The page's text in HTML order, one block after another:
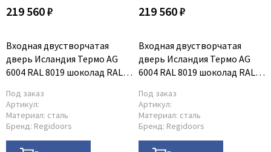
219 560 ₽
Входная двустворчатая
дверь Исландия Термо AG
6004 RAL 8019 шоколад RAL
Под заказ
Артикул:
Материал: сталь
Бренд: Regidoors
219 560 ₽
Входная двустворчатая
дверь Исландия Термо AG
6004 RAL 8019 шоколад RAL
Под заказ
Артикул:
Материал: сталь
Бренд: Regidoors